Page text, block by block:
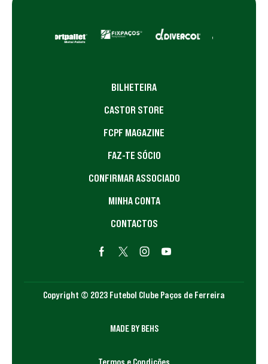
BILHETEIRA
CASTOR STORE
FCPF MAGAZINE
FAZ-TE SÓCIO
CONFIRMAR ASSOCIADO
MINHA CONTA
CONTACTOS
Copyright © 2023 Futebol Clube Paços de Ferreira
MADE BY BEHS
Termos e Condições